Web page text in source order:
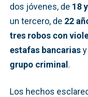
dos jóvenes, de 18
un tercero, de 22
tres robos con
estafas bancarias
grupo criminal.
Los hechos